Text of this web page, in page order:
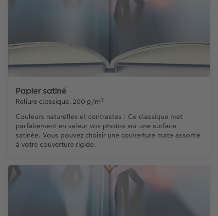
Papier satiné
Reliure classique, 200 g/m²
Couleurs naturelles et contrastes : Ce classique met
parfaitement en valeur vos photos sur une surface
satinée. Vous pouvez choisir une couverture mate assortie
à votre couverture rigide.